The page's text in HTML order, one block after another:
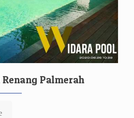
Palmerah